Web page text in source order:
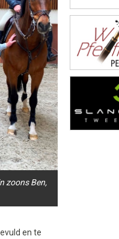
zoons Ben,
en te